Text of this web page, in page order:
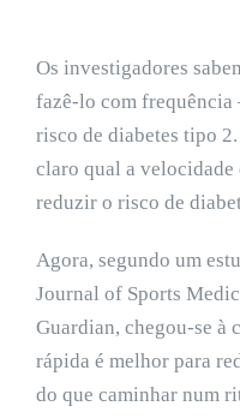
Os investigadores
fazê-lo com frequência
risco de diabetes tipo
claro qual a velocidade
reduzir o risco de
Agora, segundo um
Journal of Sports
Guardian, chegou-se à
rápida é melhor para
do que caminhar num